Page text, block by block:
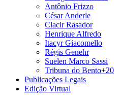
Antônio Frizzo
César Anderle
Clacir Rasador
Henrique Alfredo
Itacyr Giacomello
Régis Genehr
Suelen Marco Sassi
Tribuna do Bento+20
Publicações Legais
Edição Virtual